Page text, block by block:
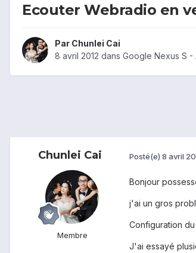
Ecouter Webradio en
Par Chunlei Cai
8 avril 2012 dans Google Nexus S -
Chunlei Cai
Membre
Posté(e) 8 avril
Bonjour
j'ai un gros
Configuration
J'ai essayé